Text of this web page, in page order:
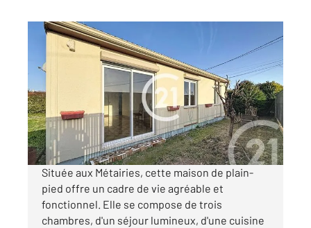
LES METAIRIES 16
2, 4 pièces
Ref : 138
Maison à vendre
118 900 €
Visiter le site dédié
Située aux Métairies, cette maison de plain-
pied offre un cadre de vie agréable et
fonctionnel. Elle se compose de trois
chambres, d'un séjour lumineux, d'une cuisine